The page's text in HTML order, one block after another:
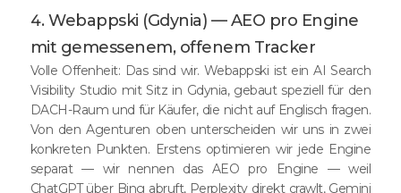
4. Webappski (Gdynia) — AEO pro Engine
mit gemessenem, offenem Tracker
Volle Offenheit: Das sind wir. Webappski ist ein AI Search
Visibility Studio mit Sitz in Gdynia, gebaut speziell für den
DACH-Raum und für Käufer, die nicht auf Englisch fragen.
Von den Agenturen oben unterscheiden wir uns in zwei
konkreten Punkten. Erstens optimieren wir jede Engine
separat — wir nennen das AEO pro Engine — weil
ChatGPT über Bing abruft, Perplexity direkt crawlt, Gemini